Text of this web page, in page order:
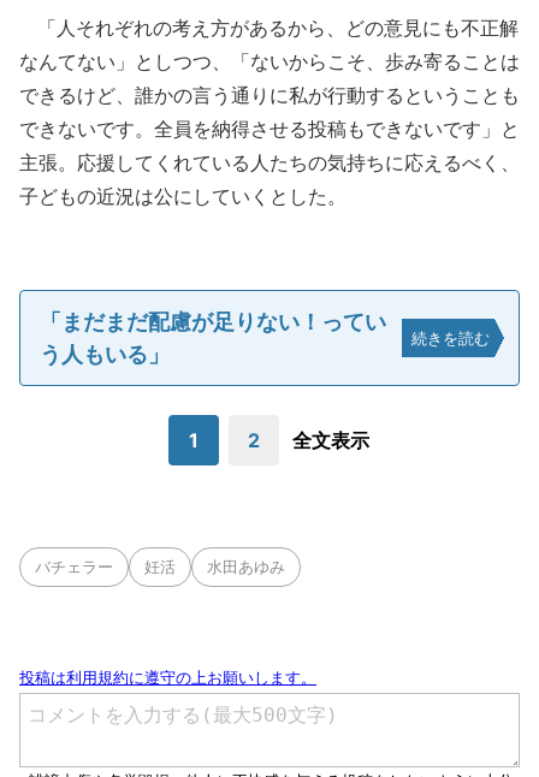
「人それぞれの考え方があるから、どの意見にも不正解
なんてない」としつつ、「ないからこそ、歩み寄ることは
できるけど、誰かの言う通りに私が行動するということも
できないです。全員を納得させる投稿もできないです」と
主張。応援してくれている人たちの気持ちに応えるべく、
子どもの近況は公にしていくとした。
「まだまだ配慮が足りない！ってい
う人もいる」
続きを読む
1 2 全文表示
バチェラー 妊活 水田あゆみ